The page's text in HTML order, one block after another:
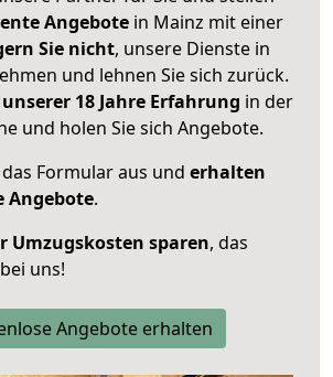
Angebote in Mainz mit einer
Sie nicht, unsere Dienste in
und lehnen Sie sich zurück.
18 Jahre Erfahrung in der
und holen Sie sich Angebote.
Formular aus und erhalten
Angebote.
Umzugskosten sparen, das
uns!
Angebote erhalten